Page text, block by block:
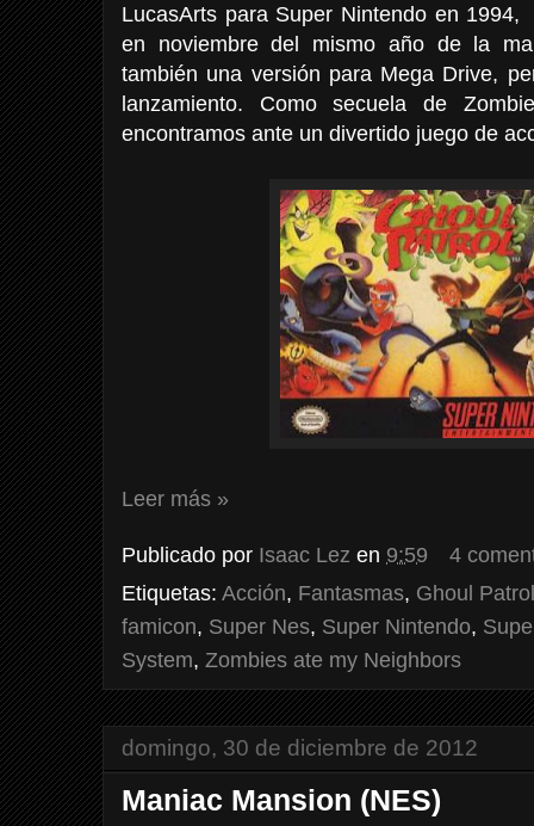
LucasArts para Super Nintendo en
en noviembre del mismo año de la
también una versión para Mega Drive,
lanzamiento. Como secuela de
encontramos ante un divertido juego de
Leer más »
Publicado por Isaac Lez en 9:59
4
Etiquetas: Acción, Fantasmas, Ghoul Patrol
famicon, Super Nes, Super Nintendo,
System, Zombies ate my Neighbors
domingo, 30 de diciembre de 2012
Maniac Mansion (NES)